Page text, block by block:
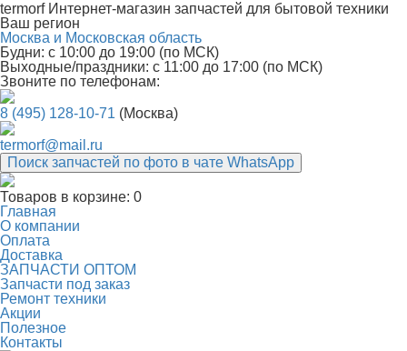
termorf Интернет-магазин запчастей для бытовой техники
Ваш регион
Москва и Московская область
Будни: с 10:00 до 19:00 (по МСК)
Выходные/праздники: с 11:00 до 17:00 (по МСК)
Звоните по телефонам:
8 (495) 128-10-71 (Москва)
termorf@mail.ru
Поиск запчастей по фото в чате WhatsApp
Товаров в корзине: 0
Главная
О компании
Оплата
Доставка
ЗАПЧАСТИ ОПТОМ
Запчасти под заказ
Ремонт техники
Акции
Полезное
Контакты